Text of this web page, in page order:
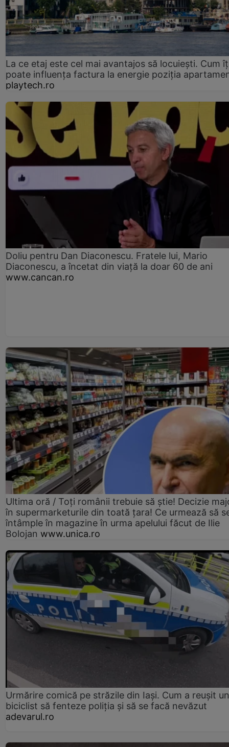
La ce etaj este cel mai avantajos să locuiești. Cum
poate influența factura la energie poziția
playtech.ro
Doliu pentru Dan Diaconescu. Fratele lui, Mario
Diaconescu, a încetat din viață la doar 60 de ani
www.cancan.ro
Ultima oră / Toți românii trebuie să știe! Decizie
în supermarketurile din toată țara! Ce urmează să
întâmple în magazine în urma apelului făcut de Ilie
Bolojan www.unica.ro
Urmărire comică pe străzile din Iași. Cum a reușit un
biciclist să fenteze poliția și să se facă nevăzut
adevarul.ro